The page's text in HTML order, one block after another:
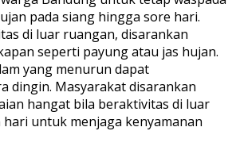
pada siang hingga sore hari.
di luar ruangan, disarankan
seperti payung atau jas hujan.
yang menurun dapat
dingin. Masyarakat disarankan
hangat bila beraktivitas di luar
hari untuk menjaga kenyamanan